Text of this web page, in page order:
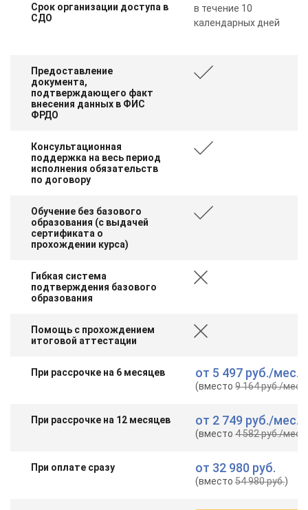
Срок организации доступа в
СДО
в течение 10
календарных дней
Предоставление
документа,
подтверждающего факт
внесения данных в ФИС
ФРДО
Консультационная
поддержка на весь период
исполнения обязательств
по договору
Обучение без базового
образования (с выдачей
сертификата о
прохождении курса)
Гибкая система
подтверждения базового
образования
Помощь с прохождением
итоговой аттестации
При рассрочке на 6 месяцев от 5 497 руб./мес.
(вместо9 164 руб./мес.
При рассрочке на 12 месяцев от 2 749 руб./мес.
(вместо4 582 руб./мес.
При оплате сразу от 32 980 руб.
(вместо54 980 руб.)